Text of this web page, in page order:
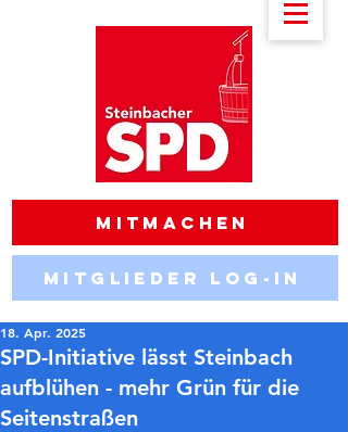
Mitglieder Log-in
Mitmachen
SPD-Initiative lässt Steinbach
aufblühen - mehr Grün für die
Seitenstraßen
18. Apr. 2025